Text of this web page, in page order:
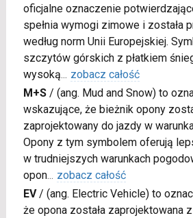
oficjalne oznaczenie
spełnia wymogi zimowe i została
według norm Unii Europejskiej.
szczytów górskich z płatkiem
wysoką... zobacz całość
M+S/ (ang. Mud and Snow) to
wskazujące, że bieżnik opony
zaprojektowany do jazdy w
Opony z tym symbolem oferują
w trudniejszych warunkach
opon... zobacz całość
EV/ (ang. Electric Vehicle) to
że opona została zaprojektowana